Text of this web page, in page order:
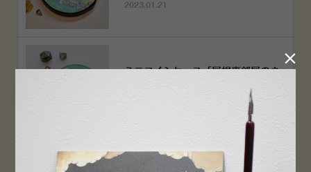
2023.01.21
ミニコインケース「屋根裏部屋のネ
横浜赤レンガ倉庫店 12月6日 O
